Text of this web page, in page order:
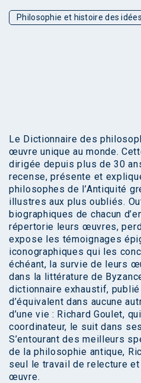
Philosophie et histoire des idées
Le Dictionnaire des
œuvre unique au monde.
dirigée depuis plus de 30
recense, présente et
philosophes de l’Antiquité
illustres aux plus oubliés.
biographiques de chacun
répertorie leurs œuvres,
expose les témoignages
iconographiques qui les
échéant, la survie de leurs
dans la littérature de
dictionnaire exhaustif, publié
d’équivalent dans aucune
d’une vie : Richard Goulet,
coordinateur, le suit dans
S’entourant des meilleurs
de la philosophie antique,
seul le travail de relecture
œuvre.